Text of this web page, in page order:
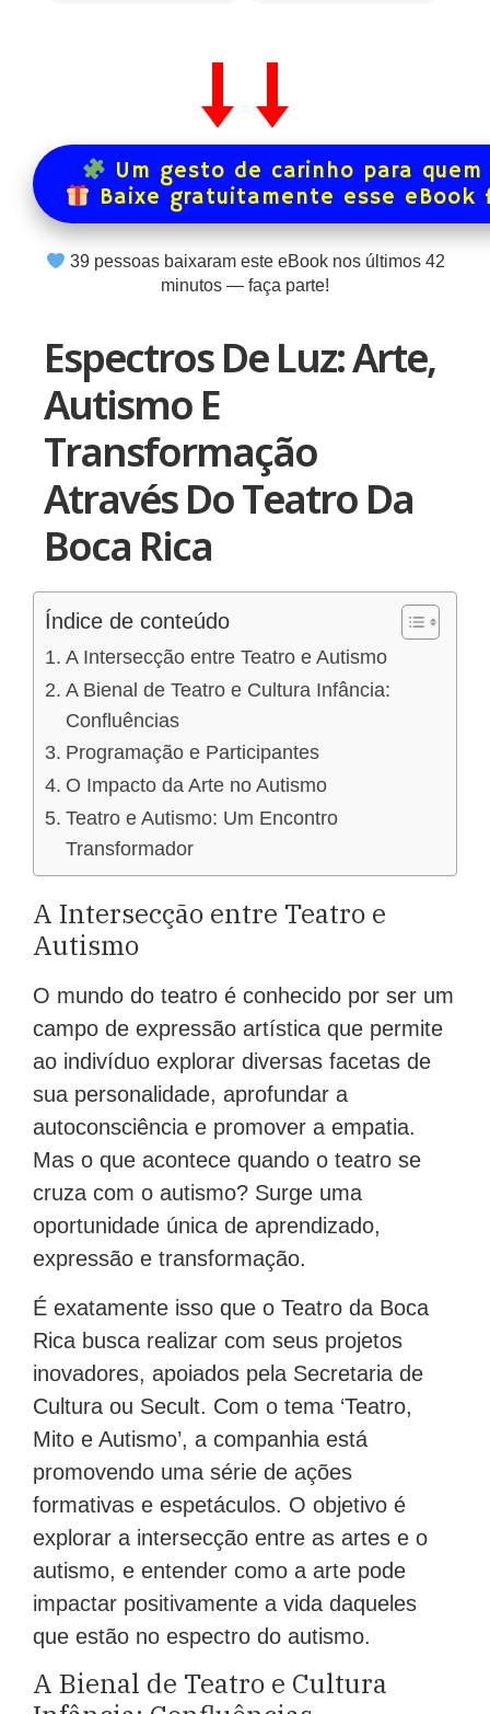
Um gesto de carinho para
Baixe gratuitamente esse
39pessoas baixaram este eBook nos últimos 42
minutos — faça parte!
Espectros De Luz: Arte,
Autismo E
Transformação
Através Do Teatro Da
Boca Rica
Índice de conteúdo
A Intersecção entre Teatro e Autismo
A Bienal de Teatro e Cultura Infância:
Confluências
Programação e Participantes
O Impacto da Arte no Autismo
Teatro e Autismo: Um Encontro
Transformador
A Intersecção entre Teatro e
Autismo
O mundo do teatro é conhecido por ser um
campo de expressão artística que permite
ao indivíduo explorar diversas facetas de
sua personalidade, aprofundar a
autoconsciência e promover a empatia.
Mas o que acontece quando o teatro se
cruza com o autismo? Surge uma
oportunidade única de aprendizado,
expressão e transformação.
É exatamente isso que o Teatro da Boca
Rica busca realizar com seus projetos
inovadores, apoiados pela Secretaria de
Cultura ou Secult. Com o tema ‘Teatro,
Mito e Autismo’, a companhia está
promovendo uma série de ações
formativas e espetáculos. O objetivo é
explorar a intersecção entre as artes e o
autismo, e entender como a arte pode
impactar positivamente a vida daqueles
que estão no espectro do autismo.
A Bienal de Teatro e Cultura